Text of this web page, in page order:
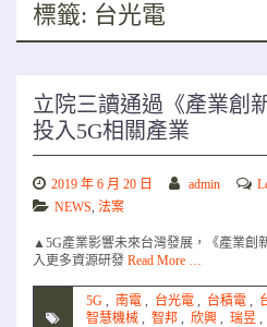
標籤: 台光電
立院三讀通過《產業創
投入5G相關產業
2019 年 6 月 20 日 admin
NEWS, 法案
▲5G產業影響未來台灣發展，《產業創
入更多資源研發 Read More …
5G , 南電 , 台光電 , 台積電 ,
智慧機械 , 智邦 , 欣興 , 瑞昱 ,